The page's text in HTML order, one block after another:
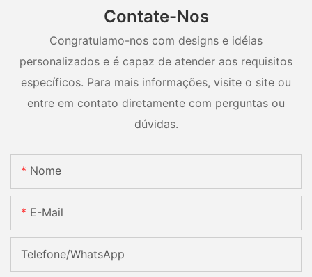
Contate-Nos
Congratulamo-nos com designs e idéias
personalizados e é capaz de atender aos requisitos
específicos. Para mais informações, visite o site ou
entre em contato diretamente com perguntas ou
dúvidas.
Nome
E-Mail
Telefone/WhatsApp